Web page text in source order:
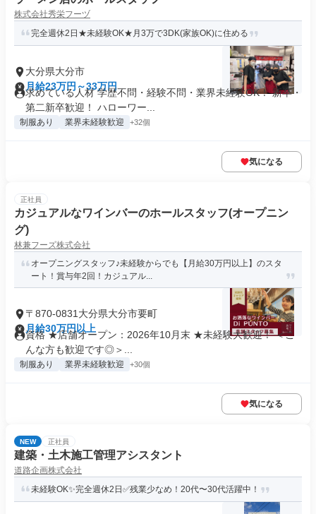
株式会社秀栄フーヅ
完全週休2日★未経験OK★月3万で3DK(家族OK)に住める
大分県大分市
月給23万円～33万円
求めている人材 学歴不問・経験不問・業界未経験OK！ 新卒・
第二新卒歓迎！ ハローワー...
制服あり 業界未経験歓迎 +32個
気になる
正社員
カジュアルなワインバーのホールスタッフ(オープニン
グ)
林兼フーズ株式会社
オープニングスタッフ♪未経験からでも【月給30万円以上】のスタ
ート！賞与年2回！カジュアル...
〒870-0831大分県大分市要町
月給30万円以上
資格 ★店舗オープン：2026年10月末 ★未経験大歓迎！ ＜こ
んな方も歓迎です◎＞...
制服あり 業界未経験歓迎 +30個
気になる
NEW 正社員
建築・土木施工管理アシスタント
道路企画株式会社
未経験OK✨完全週休2日✅残業少なめ！20代〜30代活躍中！